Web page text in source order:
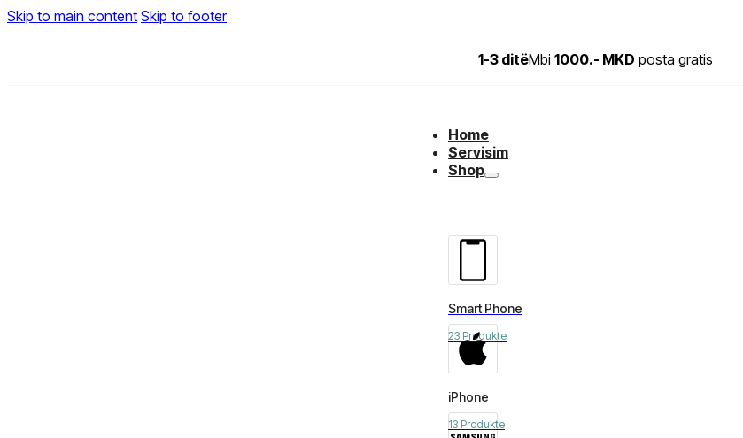
Skip to main content Skip to footer
1-3 ditëMbi 1000.- MKD posta gratis
Home
Servisim
Shop
Smart Phone
23 Produkte
iPhone
13 Produkte